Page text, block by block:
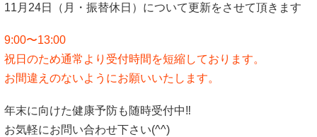
11月24日（月・振替休日）について更新をさせて頂きます
9:00〜13:00
祝日のため通常より受付時間を短縮しております。
お間違えのないようにお願いいたします。
年末に向けた健康予防も随時受付中‼︎
お気軽にお問い合わせ下さい(^^)